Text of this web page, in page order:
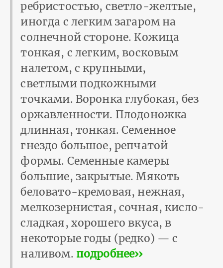
ребристостью, светло-желтые,
иногда с легким загаром на
солнечной стороне. Кожица
тонкая, с легким, восковым
налетом, с крупными,
светлыми подкожными
точками. Воронка глубокая, без
оржавленности. Плодоножка
длинная, тонкая. Семенное
гнездо большое, репчатой
формы. Семенные камеры
большие, закрытые. Мякоть
беловато-кремовая, нежная,
мелкозернистая, сочная, кисло-
сладкая, хорошего вкуса, в
некоторые годы (редко) — с
наливом. подробнее››